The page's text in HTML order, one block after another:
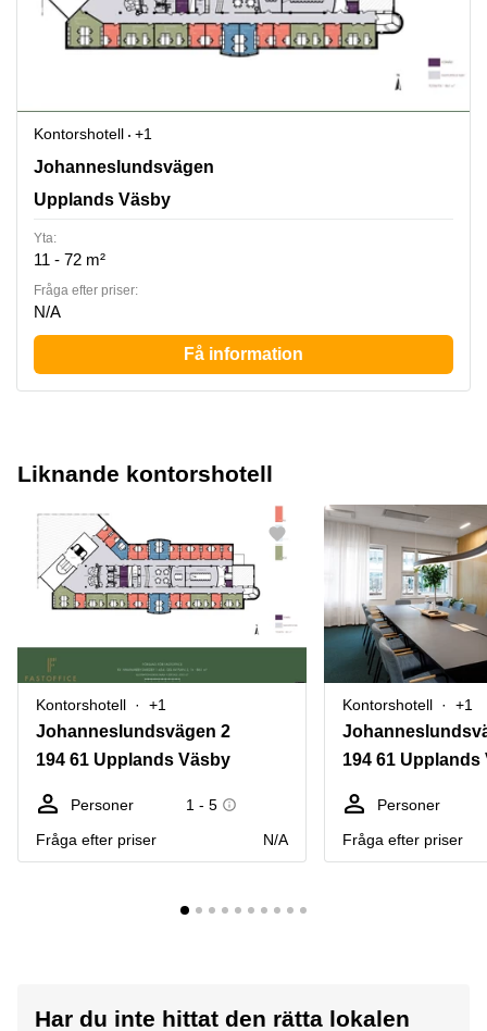
Kontorshotell
+1
Johanneslundsvägen 2, Upplands Väsby
Johanneslundsvägen
Upplands Väsby
Yta:
11 - 72 m²
Fråga efter priser:
N/A
Få information
Liknande kontorshotell
Kontorshotell +1
Johanneslundsvägen 2
194 61 Upplands Väsby
Personer
1 - 5
Fråga efter priser
N/A
Kontorshotell +1
194 61 Upplands
Personer
Fråga efter priser
Har du inte hittat den rätta lokalen